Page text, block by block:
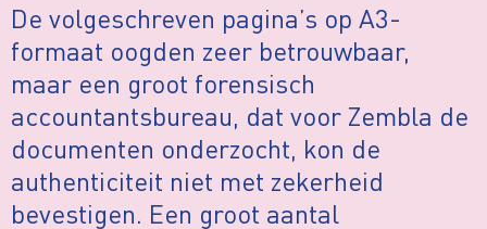
De volgeschreven pagina’s op A3-
formaat oogden zeer betrouwbaar,
maar een groot forensisch
accountantsbureau, dat voor Zembla de
documenten onderzocht, kon de
authenticiteit niet met zekerheid
bevestigen. Een groot aantal